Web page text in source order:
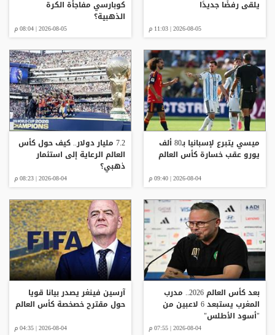
يلقى رفضًا جديدًا
2026-08-05 | 11:03 م
كوبارسي مفاجأة الكرة
الذهبية؟
2026-08-05 | 08:04 م
ميسي يتبرع لإسبانيا بـ80 ألف
يورو عقب خسارة كأس العالم
2026-08-04 | 09:40 م
7.2 مليار دولار.. كيف حول كأس
العالم الرعاية إلى استثمار
ذهبي؟
2026-08-04 | 08:23 م
بعد كأس العالم 2026.. مدرب
المغرب يستبعد 6 لاعبين من
"أسود الأطلس"
2026-08-04 | 07:55 م
آرسين فينغر يصدر بيانا قويا
حول مقترح خصخصة كأس العالم
2026-08-04 | 04:35 م